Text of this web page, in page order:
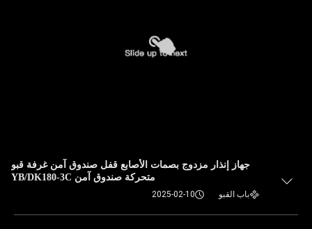
جهاز إنذار مزدوج بصمات الأصابع قفل صندوق آمن غرفة قبو
متحركة صندوق آمن YB/DK180-3C
باب القبو 2025-02-10